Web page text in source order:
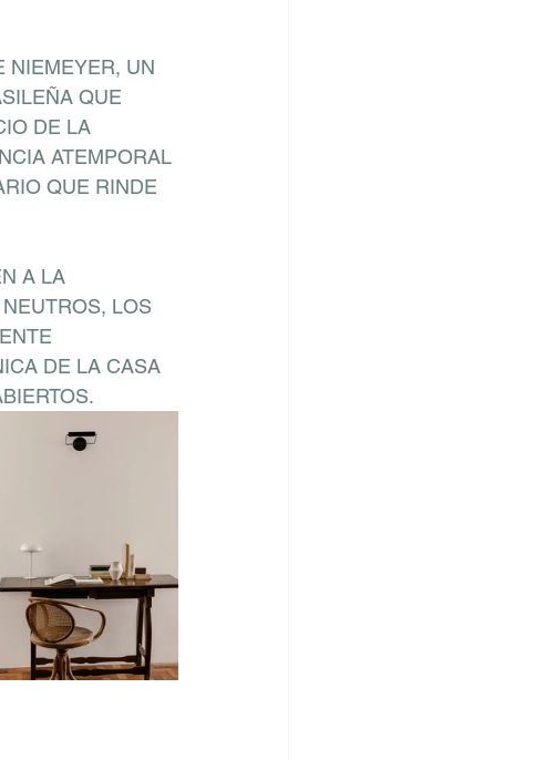
NIEMEYER, UN
QUE
DE LA
ATEMPORAL
QUE RINDE
A LA
LOS
DE LA CASA